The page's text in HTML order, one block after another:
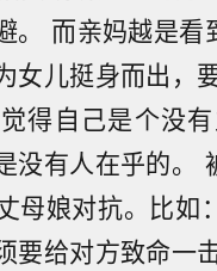
。 而亲妈越是
女儿挺身而出，
得自己是个没
没有人在乎的。
母娘对抗。比如
要给对方致命一